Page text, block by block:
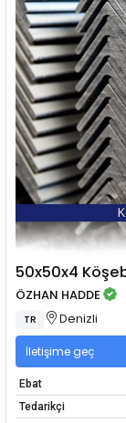
50x50x4
ÖZHAN HADDE
TR Denizli
İletişime geç
Ebat
Tedarikçi